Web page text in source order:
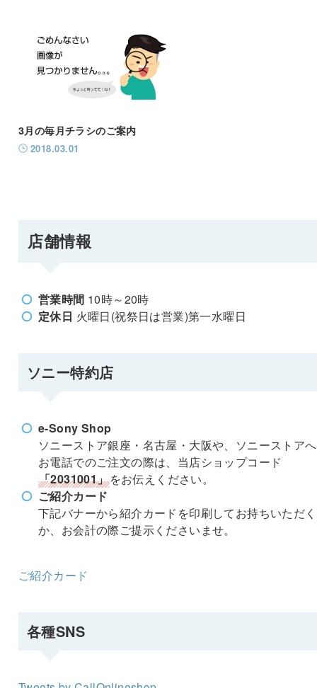
3月の毎月チラシのご案内
2018.03.01
店舗情報
営業時間 10時～20時
定休日 火曜日(祝祭日は営業)第一水曜日
ソニー特約店
e-Sony Shop
ソニーストア銀座・名古屋・大阪や、ソニーストア
お電話でのご注文の際は、当店ショップコード
「2031001」をお伝えください。
ご紹介カード
下記バナーから紹介カードを印刷してお持ちいただく
か、お会計の際ご提示くださいませ。
ご紹介カード
各種SNS